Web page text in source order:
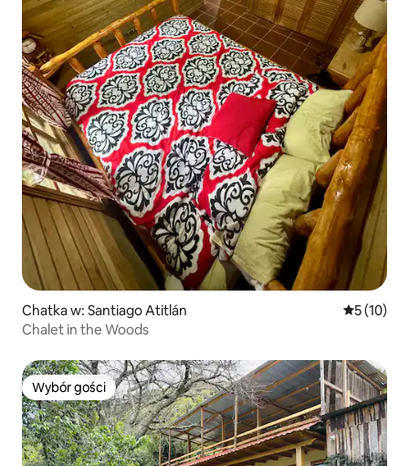
Chatka w: Santiago Atitlán Średnia
5 (10)
Chalet in the Woods
Wybór gości
Wybór gości